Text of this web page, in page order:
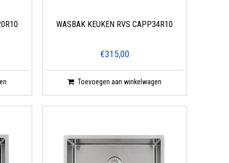
WASBAK KEUKEN RVS CAPP34R10
€315,00
Toevoegen aan winkelwagen